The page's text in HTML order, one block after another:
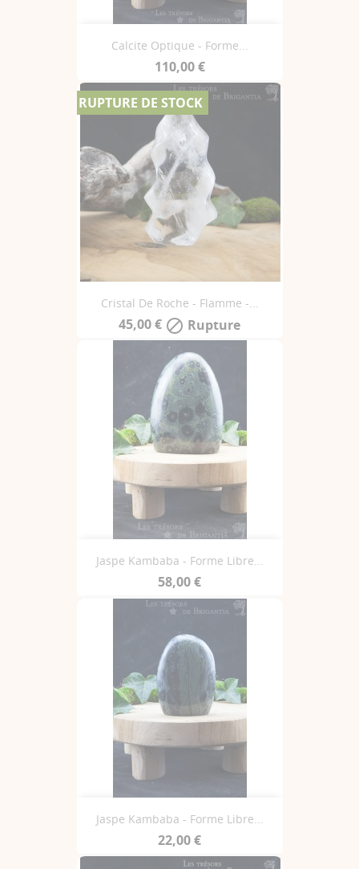
Calcite Optique - Forme...
110,00 €
Cristal De Roche - Flamme -...
45,00 €  Rupture
RUPTURE DE STOCK
Jaspe Kambaba - Forme Libre...
58,00 €
Jaspe Kambaba - Forme Libre...
22,00 €